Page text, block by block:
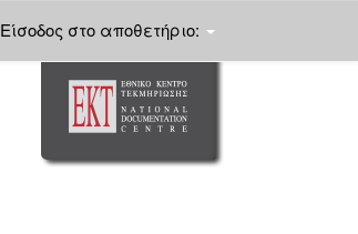
Είσοδος στο αποθετήριο: